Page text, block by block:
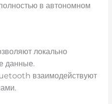
в автономном
локально
данные.
взаимодействуют